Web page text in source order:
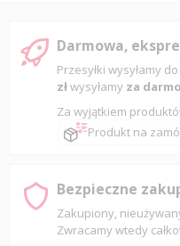
Darmowa,
Przesyłki wysyłamy do
złwysyłamy za darmo
Za wyjątkiem
Produkt na
Bezpieczne
Zakupiony,
Zwracamy wtedy